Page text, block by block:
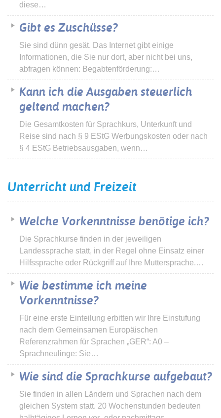
diese…
Gibt es Zuschüsse?
Sie sind dünn gesät. Das Internet gibt einige
Informationen, die Sie nur dort, aber nicht bei uns,
abfragen können: Begabtenförderung:…
Kann ich die Ausgaben steuerlich
geltend machen?
Die Gesamtkosten für Sprachkurs, Unterkunft und
Reise sind nach § 9 EStG Werbungskosten oder nach
§ 4 EStG Betriebsausgaben, wenn…
Unterricht und Freizeit
Welche Vorkenntnisse benötige ich?
Die Sprachkurse finden in der jeweiligen
Landessprache statt, in der Regel ohne Einsatz einer
Hilfssprache oder Rückgriff auf Ihre Muttersprache.…
Wie bestimme ich meine
Vorkenntnisse?
Für eine erste Einteilung erbitten wir Ihre Einstufung
nach dem Gemeinsamen Europäischen
Referenzrahmen für Sprachen „GER“: A0 –
Sprachneulinge: Sie…
Wie sind die Sprachkurse aufgebaut?
Sie finden in allen Ländern und Sprachen nach dem
gleichen System statt. 20 Wochenstunden bedeuten